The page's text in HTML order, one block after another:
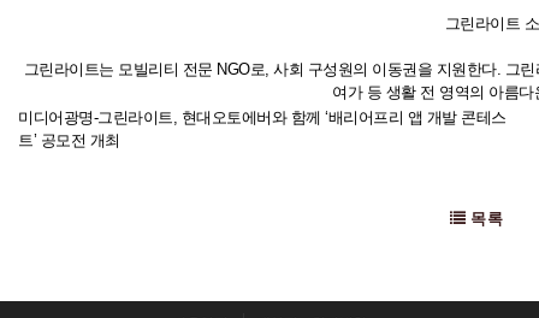
그린라이트
그린라이트는 모빌리티 전문 NGO로, 사회 구성원의 이동권을 지원한다. 그
여가 등 생활 전 영역의 아름
미디어광명-그린라이트, 현대오토에버와 함께 ‘배리어프리 앱 개발 콘테스
트’ 공모전 개최
목록